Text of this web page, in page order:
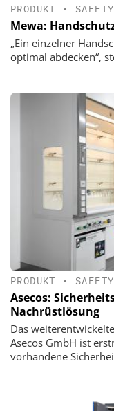
PRODUKT • SAFETY
Mewa:
„Ein einzelner
optimal abdecken“,
PRODUKT • SAFETY
Asecos:
Nachrüstlösung
Das
Asecos GmbH ist
vorhandene